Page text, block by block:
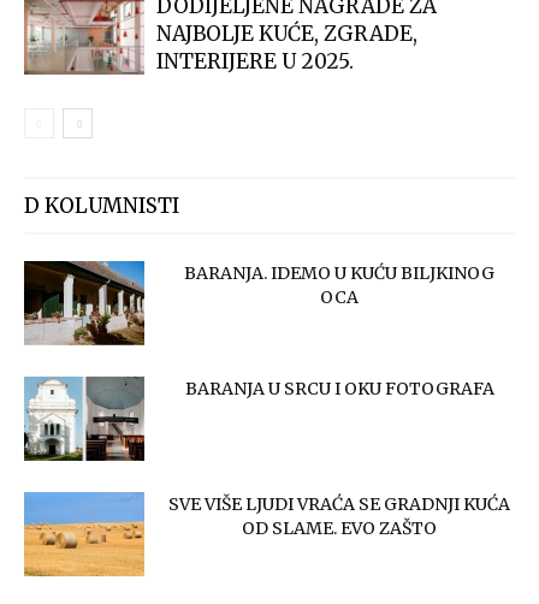
DODIJELJENE NAGRADE ZA
NAJBOLJE KUĆE, ZGRADE,
INTERIJERE U 2025.
D KOLUMNISTI
BARANJA. IDEMO U KUĆU BILJKINOG
OCA
BARANJA U SRCU I OKU FOTOGRAFA
SVE VIŠE LJUDI VRAĆA SE GRADNJI KUĆA
OD SLAME. EVO ZAŠTO